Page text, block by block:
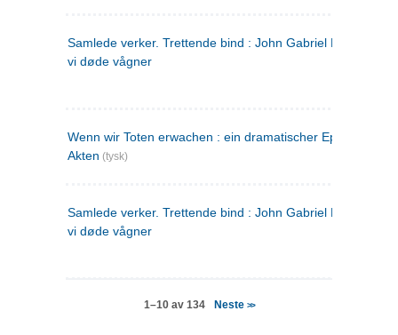
Samlede verker. Trettende bind : John Gabriel Borkman ;
vi døde vågner
Wenn wir Toten erwachen : ein dramatischer Epilog in drei
Akten (tysk)
Samlede verker. Trettende bind : John Gabriel Borkman ;
vi døde vågner
1–10 av 134 Neste >>